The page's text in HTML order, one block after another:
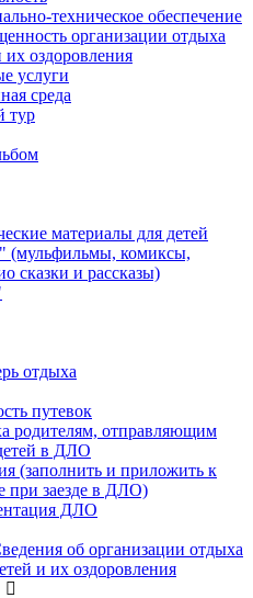
техническое обеспечение
организации отдыха
их оздоровления
услуги
среда
тур
материалы для детей
(мульфильмы, комиксы,
сказки и рассказы)
отдыха
путевок
родителям, отправляющим
в ДЛО
(заполнить и приложить к
при заезде в ДЛО)
ДЛО
об организации отдыха
и их оздоровления